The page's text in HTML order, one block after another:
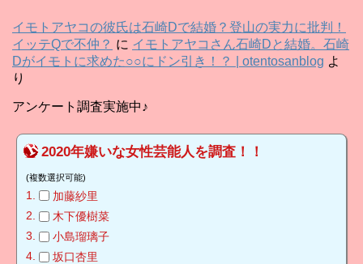
ブ
イモトアヤコの彼氏は石崎Dで結婚？登山の実力に批判！
イッテQで不仲？ に イモトアヤコさん石崎Dと結婚。石崎
Dがイモトに求めた○○にドン引き！？ | otentosanblog よ
り
アンケート調査実施中♪
2020年嫌いな女性芸能人を調査！！
(複数選択可能)
加藤紗里
木下優樹菜
小島瑠璃子
坂口杏里